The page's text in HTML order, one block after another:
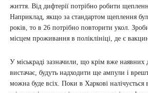
життя. Від дифтерії потрібно робити
Наприклад, якщо за стандартом щеплення
років, то в 26 потрібно повторити укол.
місцем проживання в поліклініці, де є
У міськраді зазначили, що крім вже наявних
вистачає, будуть надходити ще ампули і
можна буде всіх. Поки в Харкові налічується